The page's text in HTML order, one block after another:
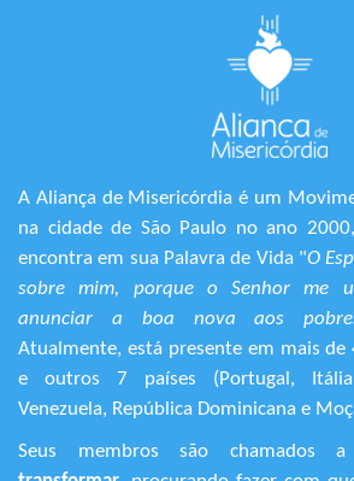
A Aliança de Misericórdia é um
na cidade de São Paulo no ano
encontra em sua Palavra de Vida "O
sobre mim, porque o Senhor me
anunciar a boa nova aos
Atualmente, está presente em mais de
e outros 7 países (Portugal,
Venezuela, República Dominicana e
Seus membros são chamados